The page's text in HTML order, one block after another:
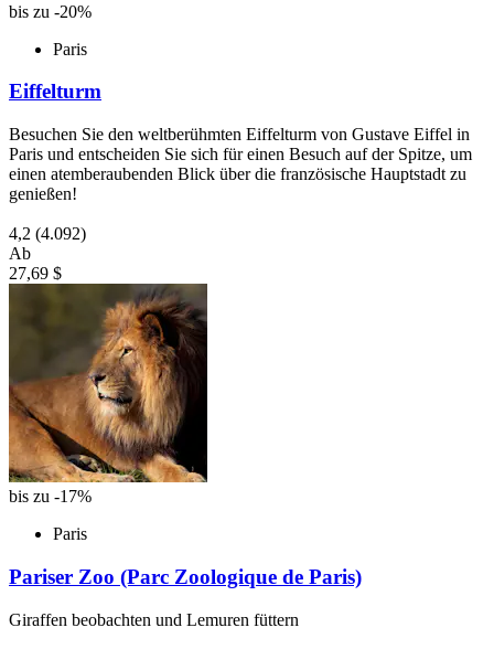
bis zu -20%
Paris
Eiffelturm
Besuchen Sie den weltberühmten Eiffelturm von Gustave Eiffel in
Paris und entscheiden Sie sich für einen Besuch auf der Spitze, um
einen atemberaubenden Blick über die französische Hauptstadt zu
genießen!
4,2 (4.092)
Ab
27,69 $
bis zu -17%
Paris
Pariser Zoo (Parc Zoologique de Paris)
Giraffen beobachten und Lemuren füttern